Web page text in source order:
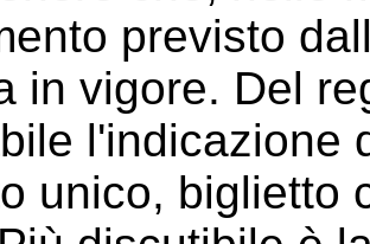
previsto
in vigore. Del
l'indicazione
unico, biglietto